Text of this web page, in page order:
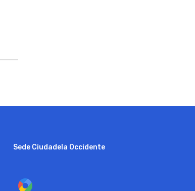
Sede Ciudadela Occidente